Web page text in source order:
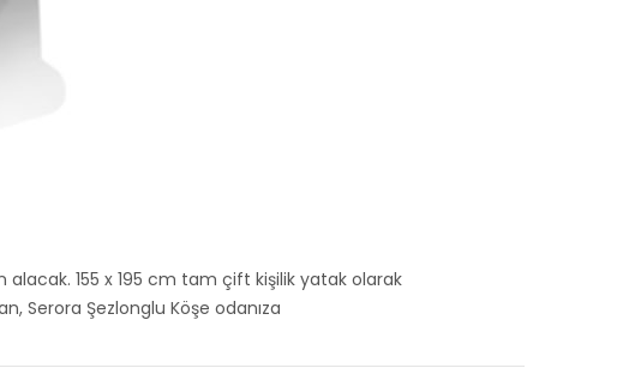
alacak. 155 x 195 cm tam çift kişilik yatak olarak
Serora Şezlonglu Köşe odanıza